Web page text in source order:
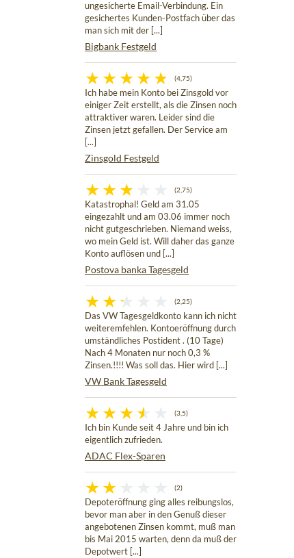
ungesicherte Email-Verbindung. Ein
gesichertes Kunden-Postfach über das
man sich mit der [...]
Bigbank Festgeld
(4,75)
Ich habe mein Konto bei Zinsgold vor
einiger Zeit erstellt, als die Zinsen noch
attraktiver waren. Leider sind die
Zinsen jetzt gefallen. Der Service am
[...]
Zinsgold Festgeld
(2,75)
Katastrophal! Geld am 31.05
eingezahlt und am 03.06 immer noch
nicht gutgeschrieben. Niemand weiss,
wo mein Geld ist. Will daher das ganze
Konto auflösen und [...]
Postova banka Tagesgeld
(2,25)
Das VW Tagesgeldkonto kann ich nicht
weiteremfehlen. Kontoeröffnung durch
umständliches Postident . (10 Tage)
Nach 4 Monaten nur noch 0,3 %
Zinsen.!!!! Was soll das. Hier wird [...]
VW Bank Tagesgeld
(3,5)
Ich bin Kunde seit 4 Jahre und bin ich
eigentlich zufrieden.
ADAC Flex-Sparen
(2)
Depoteröffnung ging alles reibungslos,
bevor man aber in den Genuß dieser
angebotenen Zinsen kommt, muß man
bis Mai 2015 warten, denn da muß der
Depotwert [...]